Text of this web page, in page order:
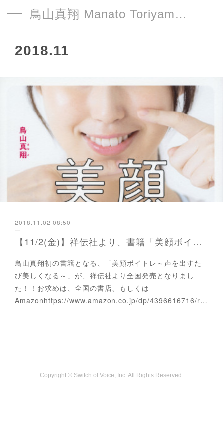
鳥山真翔 Manato Toriyama Official HP＜総合＞
2018.11
2018.11.02 08:50
【11/2(金)】祥伝社より、書籍「美顔ボイトレ～声を出すたびに美しくなる～」が全国発売いたしました。
鳥山真翔初の書籍となる、「美顔ボイトレ～声を出すた
び美しくなる～」が、祥伝社より全国発売となりまし
た！！お求めは、全国の書店、もしくは
Amazonhttps://www.amazon.co.jp/dp/4396616716/r…
Copyright © Switch of Voice, Inc. All Rights Reserved.